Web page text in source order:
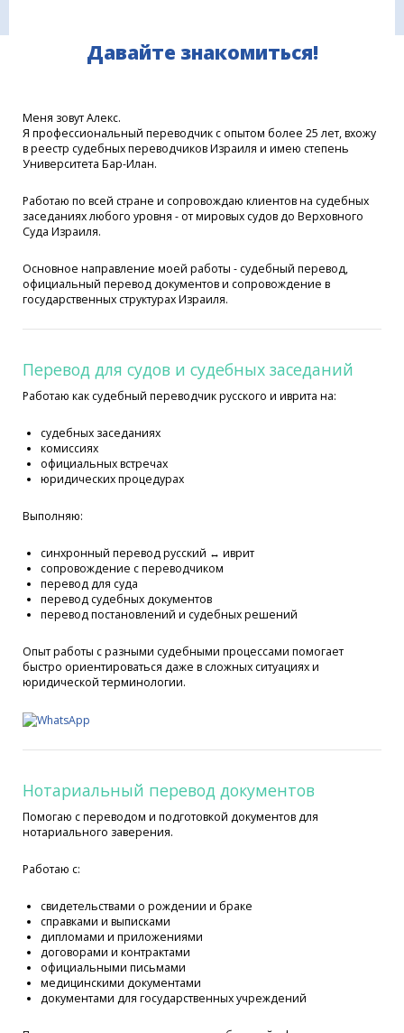
Давайте знакомиться!
Меня зовут Алекс.
Я профессиональный переводчик с опытом более 25 лет, вхожу
в реестр судебных переводчиков Израиля и имею степень
Университета Бар-Илан.
Работаю по всей стране и сопровождаю клиентов на судебных
заседаниях любого уровня - от мировых судов до Верховного
Суда Израиля.
Основное направление моей работы - судебный перевод,
официальный перевод документов и сопровождение в
государственных структурах Израиля.
Перевод для судов и судебных заседаний
Работаю как судебный переводчик русского и иврита на:
судебных заседаниях
комиссиях
официальных встречах
юридических процедурах
Выполняю:
синхронный перевод русский ↔ иврит
сопровождение с переводчиком
перевод для суда
перевод судебных документов
перевод постановлений и судебных решений
Опыт работы с разными судебными процессами помогает
быстро ориентироваться даже в сложных ситуациях и
юридической терминологии.
Нотариальный перевод документов
Помогаю с переводом и подготовкой документов для
нотариального заверения.
Работаю с:
свидетельствами о рождении и браке
справками и выписками
дипломами и приложениями
договорами и контрактами
официальными письмами
медицинскими документами
документами для государственных учреждений